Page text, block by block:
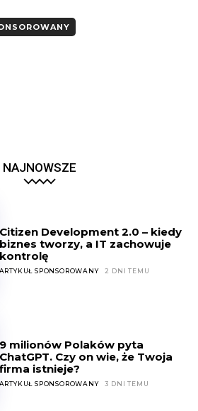
NAJNOWSZE
Citizen Development 2.0 – kiedy
biznes tworzy, a IT zachowuje
kontrolę
ARTYKUŁ SPONSOROWANY 2 DNI TEMU
9 milionów Polaków pyta
ChatGPT. Czy on wie, że Twoja
firma istnieje?
ARTYKUŁ SPONSOROWANY 3 DNI TEMU